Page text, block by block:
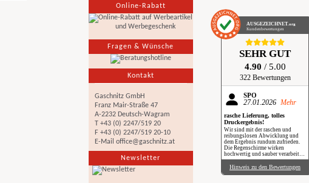
AUSGEZEICHNET.org
Kundenbewertungen
SEHR GUT
4.90 / 5.00
322 Bewertungen
SPÖ
27.01.2026 Mehr
rasche Lieferung, tolles
Druckergebnis!
Wir sind mit der raschen und
reibungslosen Abwicklung und
dem Ergebnis rundum zufrieden.
Die Regenschirme wirken
hochwertig und sauber verarbeitet.
Besonders positiv: Der Druck ist
gestochen scharf, farbintensiv und
auch bei genauerem Hinsehen sehr
Hinweis zu den Bewertungen
Online-Rabatt
Fragen & Wünsche
Kontakt
Gaschnitz GmbH
Franz Mair-Straße 47
A-2232 Deutsch-Wagram
T +43 (0) 2247/519 20
F +43 (0) 2247/519 20-10
E-Mail office@gaschnitz.at
Newsletter